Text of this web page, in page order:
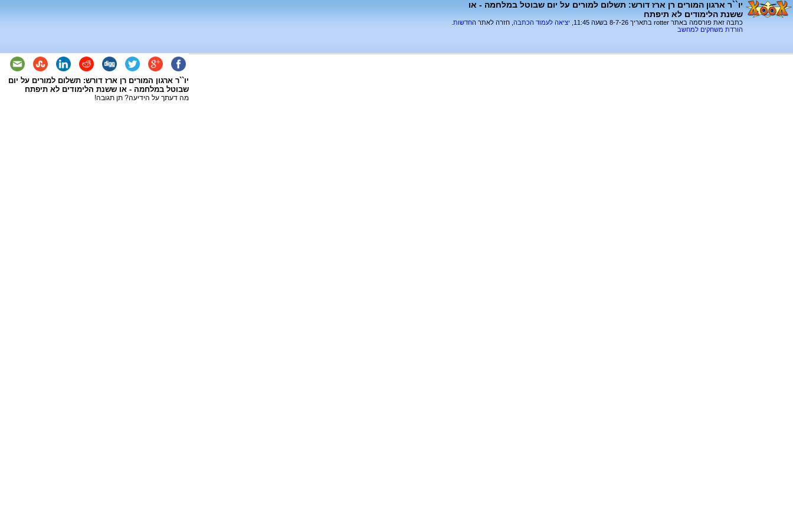
יו``ר ארגון המורים רן ארז דורש: תשלום למורים על יום שבוטל במלחמה - או
ששנת הלימודים לא תיפתח
כתבה זאת פורסמה באתר rotter בתאריך 8-7-26 בשעה 11:45, יציאה לעמוד הכתבה , חזרה לאתר החדשות
הורדת משחקים למחשב
יו``ר ארגון המורים רן ארז דורש: תשלום למורים על יום
שבוטל במלחמה - או ששנת הלימודים לא תיפתח
מה דעתך על הידיעה? תן תגובה!